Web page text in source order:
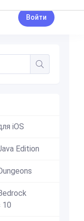
Войти
iOS
Edition
10